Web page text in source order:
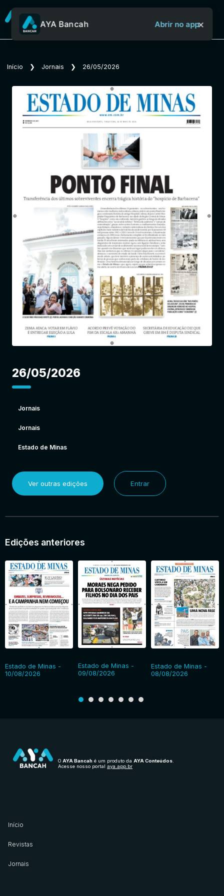
Sobre o Aya Bancah
Início
Revistas
Jornais
Notícias
Entrar
AYA Bancah Abrir no app×
Início ❯ Jornais ❯ 26/05/2026
26/05/2026
Jornais
Jornais
Estado de Minas
Ver outras edições Entrar
Edições anteriores
Estado de Minas -
10/08/2026
Estado de Minas -
09/08/2026
Estado de Minas -
08/08/2026
O AYA Bancah é um produto da AYA Conteúdos
Acesse nosso portal aya.app.br
Início
Revistas
Jornais